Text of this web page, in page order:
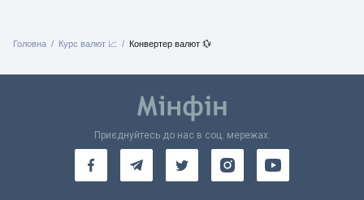
Головна Курс валют 📈 Конвертер валют 💱
Приєднуйтесь до нас в соц. мережах: